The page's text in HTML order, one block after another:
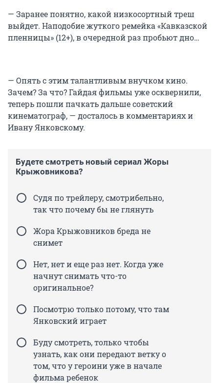
— Заранее понятно, какой низкосортный треш
выйдет. Наподобие жуткого ремейка «Кавказской
пленницы» (12+), в очередной раз пробьют дно…
— Опять с этим талантливым внучком кино.
Зачем? За что? Гайдая фильмы уже осквернили,
теперь пошли пачкать дальше советский
кинематограф, — досталось в комментариях и
Ивану Янковскому.
Будете смотреть новый сериал Жоры
Крыжовникова?
Судя по трейлеру, смотрибельно,
так что почему бы не глянуть
Жора Крыжовников бреда не
снимет
Нет, нет и еще раз нет. Когда уже
начнут снимать что-то
оригинальное?
Посмотрю только потому, что там
Янковский играет
Буду смотреть, только чтобы
узнать, как они передают ветку о
том, что у героини уже в начале
фильма ребенок